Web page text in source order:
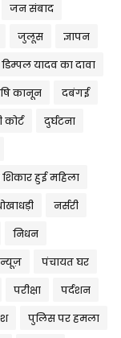
जन संबाद
जुलूस ज्ञापन
डिम्पल यादव का दावा
कानून दबंगई
कोर्ट दुर्घटना
शिकार हुई महिला
नर्सरी
निधन
न्यूज़ पंचायत घर
परीक्षा पर्दशन
पुलिस पर हमला